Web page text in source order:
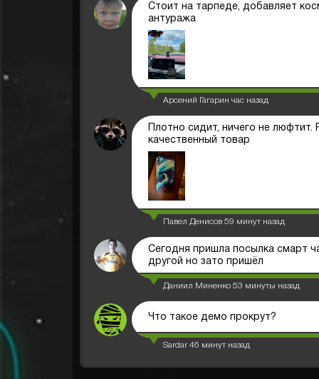
Стоит на тарпеде, добавляет
антуража
Арсений Гагарин час назад
Плотно сидит, ничего не люфтит.
качественный товар
Павел Денисов 59 минут назад
Сегодня пришла посылка смарт
другой но зато пришёл
Даниил Миненко 53 минуты назад
Что такое демо прокрут?
Sardar 46 минут назад